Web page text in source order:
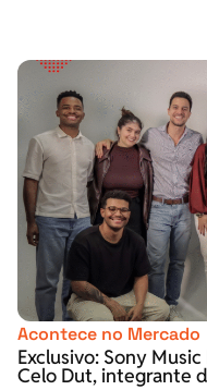
Acontece no Mercado
Exclusivo: Sony
Celo Dut, integrante